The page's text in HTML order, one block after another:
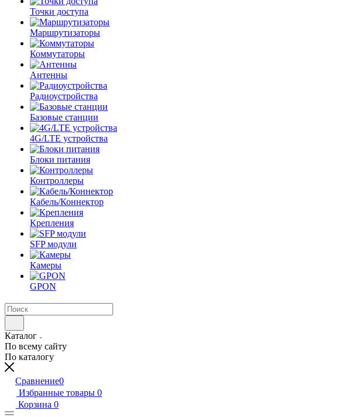
Точки доступа
Маршрутизаторы
Коммутаторы
Антенны
Радиоустройства
Базовые станции
4G/LTE устройства
Блоки питания
Контроллеры
Кабель/Коннектор
Крепления
SFP модули
Камеры
GPON
Каталог
По всему сайту
По каталогу
Сравнение0
Избранные товары 0
Корзина 0